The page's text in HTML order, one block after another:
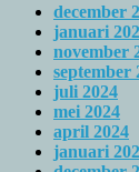
december
januari
november
september
juli 2024
mei 2024
april 2024
januari